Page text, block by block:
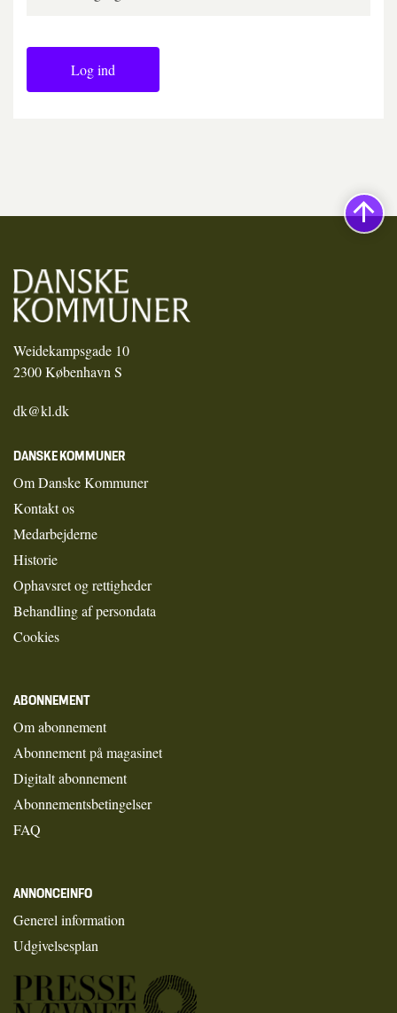
Log ind
Weidekampsgade 10
2300 København S
dk@kl.dk
DANSKE KOMMUNER
Om Danske Kommuner
Kontakt os
Medarbejderne
Historie
Ophavsret og rettigheder
Behandling af persondata
Cookies
ABONNEMENT
Om abonnement
Abonnement på magasinet
Digitalt abonnement
Abonnementsbetingelser
FAQ
ANNONCEINFO
Generel information
Udgivelsesplan